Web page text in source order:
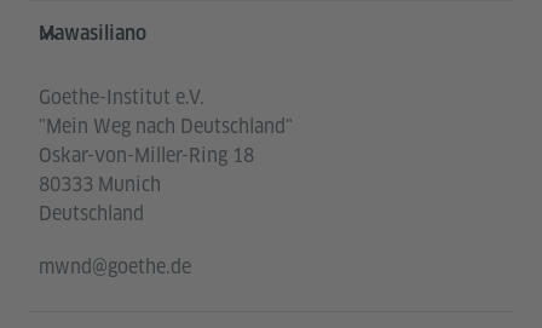
Service- und Informationsbereich
Mawasiliano
Goethe-Institut e.V.
"Mein Weg nach Deutschland"
Oskar-von-Miller-Ring 18
80333 Munich
Deutschland
mwnd@goethe.de